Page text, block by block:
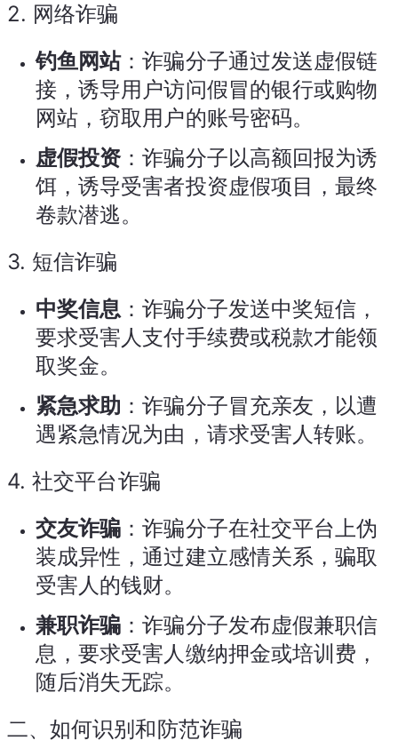
2. 网络诈骗
钓鱼网站：诈骗分子通过发送虚假链
接，诱导用户访问假冒的银行或购物
网站，窃取用户的账号密码。
虚假投资 ：诈骗分子以高额回报为诱
饵，诱导受害者投资虚假项目，最终
卷款潜逃。
3. 短信诈骗
中奖信息 ：诈骗分子发送中奖短信，
要求受害人支付手续费或税款才能领
取奖金。
紧急求助 ：诈骗分子冒充亲友，以遭
遇紧急情况为由，请求受害人转账。
4.社交平台诈骗
交友诈骗 ：诈骗分子在社交平台上伪
装成异性，通过建立感情关系，骗取
受害人的钱财。
兼职诈骗 ：诈骗分子发布虚假兼职信
息，要求受害人缴纳押金或培训费，
随后消失无踪。
二、如何识别和防范诈骗